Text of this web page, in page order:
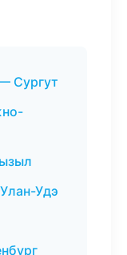
Сургут
Удэ